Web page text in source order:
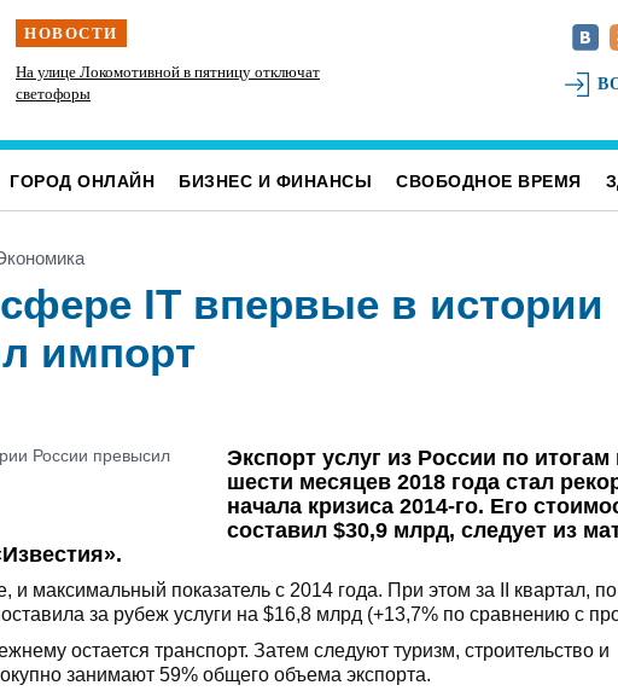
НОВОСТИ
На улице Локомотивной в пятницу отключат
светофоры
Для обслуживания кладбищ Ульяновска
ГОРОД ОНЛАЙН БИЗНЕС И ФИНАНСЫ СВОБОДНОЕ ВРЕМЯ
IT впервые в истории
импорт
Экспорт услуг из России по
шести месяцев 2018 года стал
начала кризиса 2014-го. Его
составил $30,9 млрд, следует из
максимальный показатель с 2014 года. При этом за II квартал, по
за рубеж услуги на $16,8 млрд (+13,7% по сравнению с
остается транспорт. Затем следуют туризм, строительство и
занимают 59% общего объема экспорта.